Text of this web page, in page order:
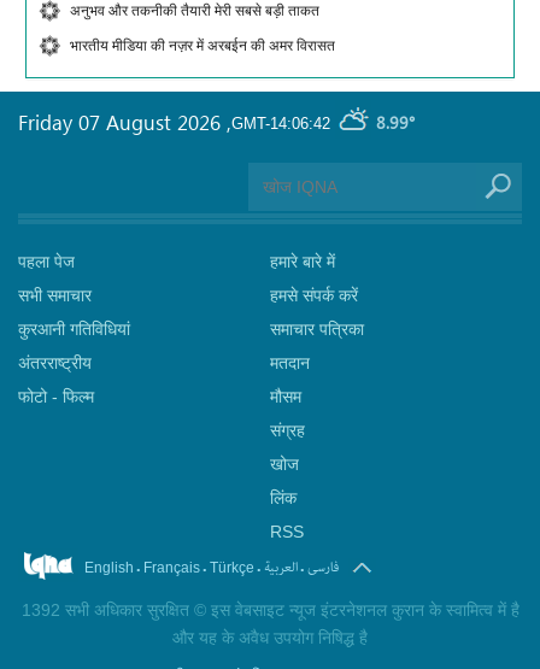
अनुभव और तकनीकी तैयारी मेरी सबसे बड़ी ताकत
भारतीय मीडिया की नज़र में अरबईन की अमर विरासत
GMT-14:06:42 8.99°
Friday 07 August 2026 ,
पहला पेज
सभी समाचार
कुरआनी गतिविधियां
अंतरराष्ट्रीय
फोटो - फिल्म
हमारे बारे में
हमसे संपर्क करें
समाचार पत्रिका
मतदान
मौसम
संग्रह
खोज
लिंक
RSS
English . Français. Türkçe . العربیة.فارسی
1392 सभी अधिकार सुरक्षित © इस वेबसाइट न्यूज इंटरनेशनल कुरान के स्वामित्व में है
और यह के अवैध उपयोग निषिद्ध है